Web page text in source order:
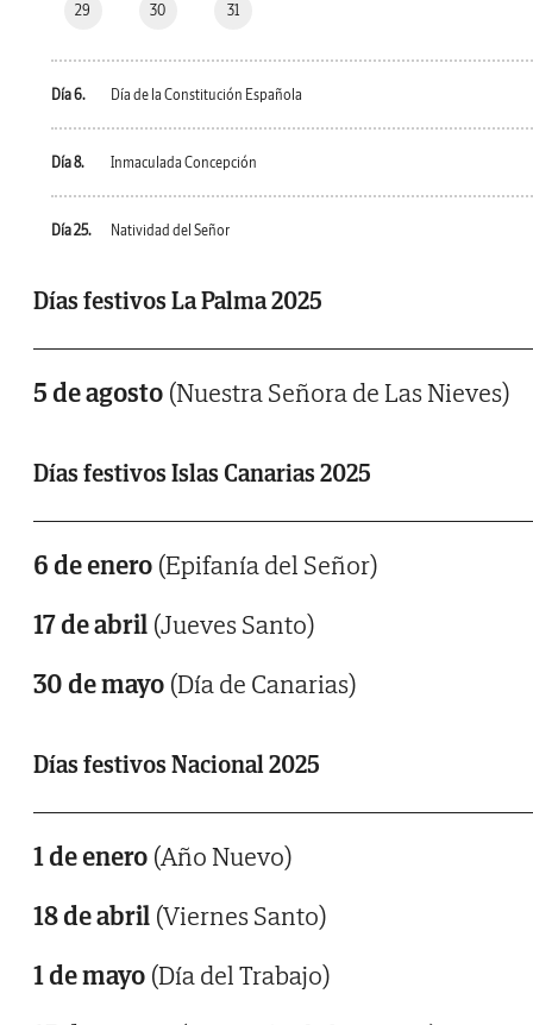
29 30 31
Día 6. Día de la Constitución Española
Día 8. Inmaculada Concepción
Día 25. Natividad del Señor
Días festivos La Palma 2025
5 de agosto (Nuestra Señora de Las Nieves)
Días festivos Islas Canarias 2025
6 de enero (Epifanía del Señor)
17 de abril (Jueves Santo)
30 de mayo (Día de Canarias)
Días festivos Nacional 2025
1 de enero (Año Nuevo)
18 de abril (Viernes Santo)
1 de mayo (Día del Trabajo)